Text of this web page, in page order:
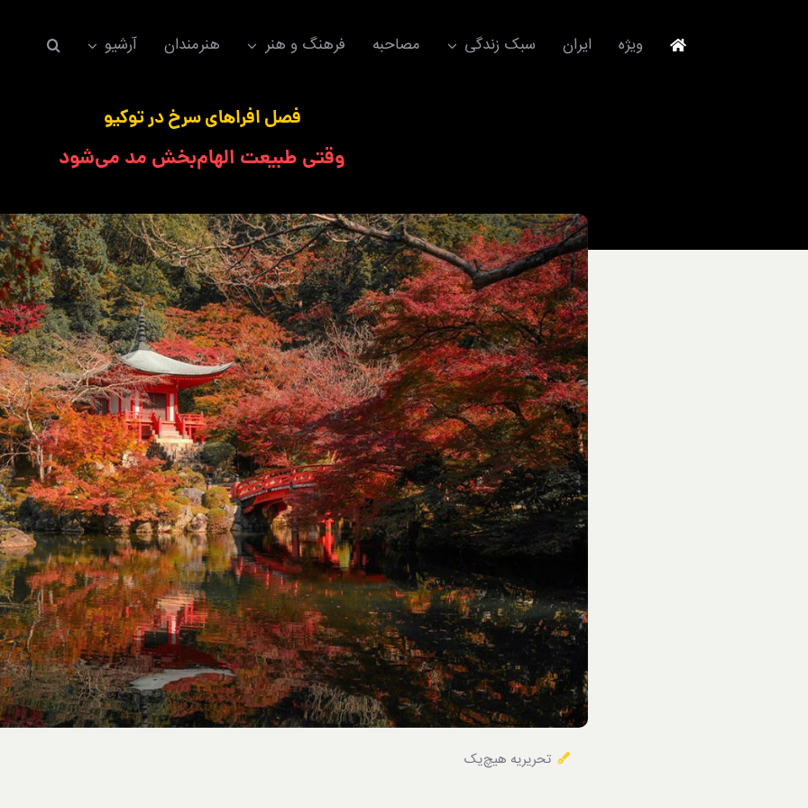
ویژه ایران سبک زندگی
برند
لباس
آداب معاشرت
ورزش/ سلامت/ زیبایی
تکنولوژی
خودرو
خوردنی‌ها
اکسسوری
استایل
مصاحبه فرهنگ و هنر هنرمندان آرشیو
فصل افراهای سرخ در توکیو
وقتی طبیعت الهام‌بخش مد می‌شود
تحریریه هیچ‌یک